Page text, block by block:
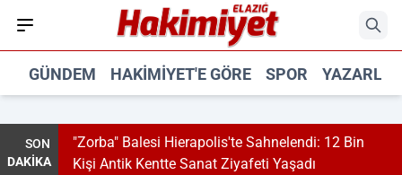
GÜNDEM HAKIMIYET'E GÖRE SPOR
SON
DAKİKA
Sahnelendi: 12 Bin
Yaşadı
Tunceli'de Dağ Keçilerinden
O Anlar Kamerada